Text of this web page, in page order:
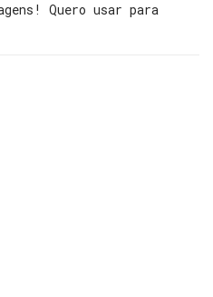
Quero usar para